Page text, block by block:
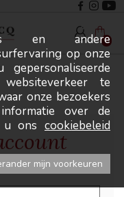
0
en andere
op onze
te
onze bezoekers
over de
u ons cookiebeleid
mijn voorkeuren